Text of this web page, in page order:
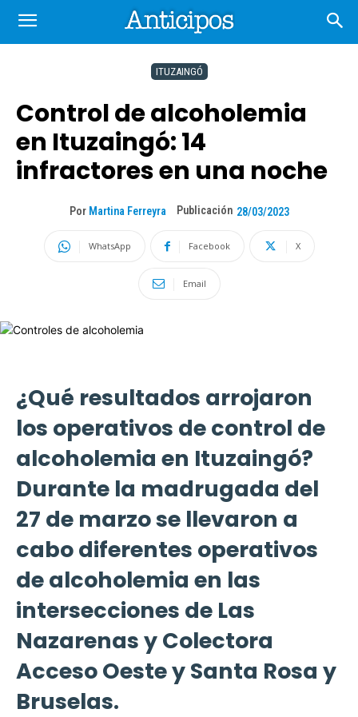
ITUZAINGÓ
Control de alcoholemia
en Ituzaingó: 14
infractores en una noche
Por Martina Ferreyra Publicación 28/03/2023
WhatsApp Facebook X
Email
¿Qué resultados arrojaron
los operativos de control de
alcoholemia en Ituzaingó?
Durante la madrugada del
27 de marzo se llevaron a
cabo diferentes operativos
de alcoholemia en las
intersecciones de Las
Nazarenas y Colectora
Acceso Oeste y Santa Rosa y
Bruselas.